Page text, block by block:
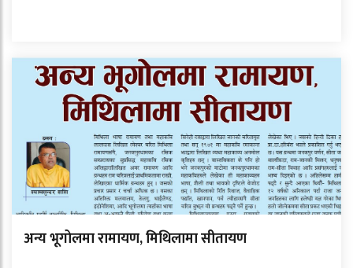
अन्य भूगोलमा रामायण, मिथिलामा सीतायण